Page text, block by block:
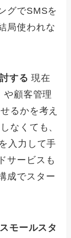
グでSMSを
局使われな
する 現在
や顧客管理
るかを考え
なくても、
入力して手
サービスも
成でスター
モールスタ